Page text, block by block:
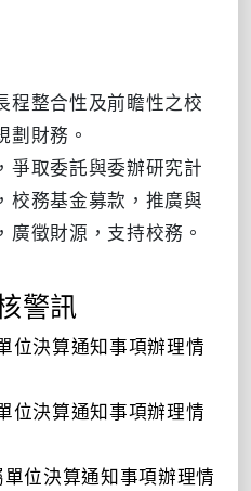
程整合性及前瞻性之校
劃財務。
爭取委託與委辦研究計
校務基金募款，推廣與
廣徵財源，支持校務。
警訊
位決算通知事項辦理情
位決算通知事項辦理情
位決算通知事項辦理情